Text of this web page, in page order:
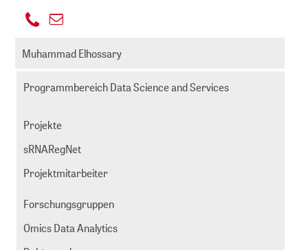
+49
999892
-
senden
Muhammad Elhossary
Programmbereich Data Science and Services
Projekte
sRNARegNet
Projektmitarbeiter
Forschungsgruppen
Omics Data Analytics